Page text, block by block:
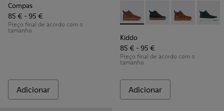
Compas
85 € - 95 €
Preço final de acordo com o
tamanho
Adicionar
Kiddo - K900189-028 -
Kiddo - K900189-
Kiddo -Kiddo
Kiddo
85 € - 95 €
Preço final de acordo com o
tamanho
Adicionar